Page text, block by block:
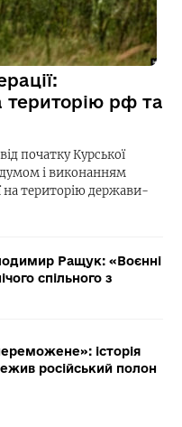
територію рф та
початку Курської
і виконанням
на територію держави-
Ращук: «Воєнні
спільного з
історія
російський полон